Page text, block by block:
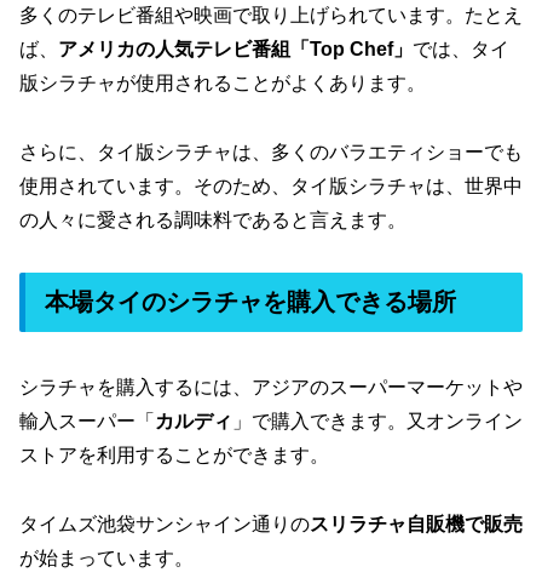
多くのテレビ番組や映画で取り上げられています。たとえ
ば、 アメリカの人気テレビ番組「Top Chef」 では、タイ
版シラチャが使用されることがよくあります。
さらに、タイ版シラチャは、多くのバラエティショーでも
使用されています。そのため、タイ版シラチャは、世界中
の人々に愛される調味料であると言えます。
本場タイのシラチャを購入できる場所
シラチャを購入するには、アジアのスーパーマーケットや
輸入スーパー「 カルディ 」で購入できます。又オンライン
ストアを利用することができます。
タイムズ池袋サンシャイン通りのスリラチャ自販機で販売
が始まっています。